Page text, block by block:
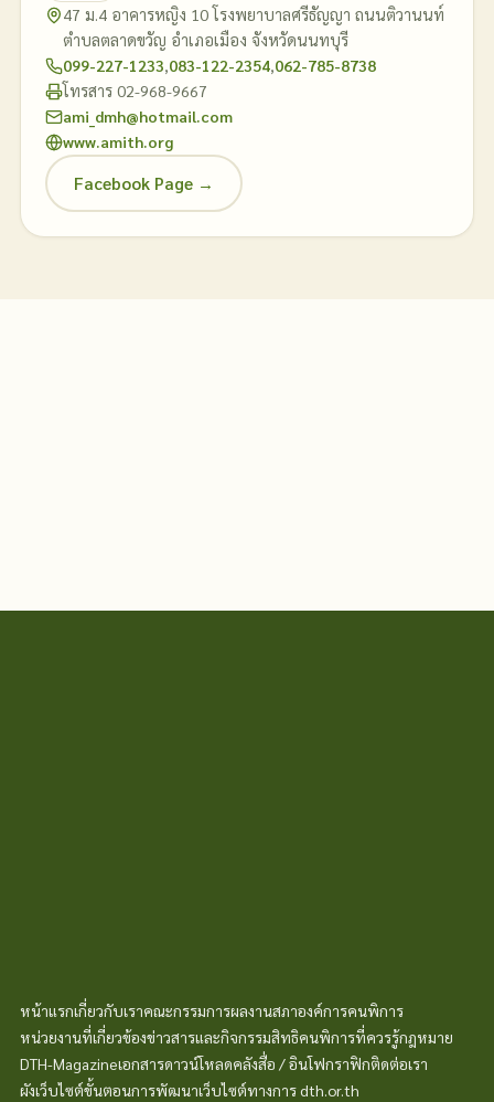
47 ม.4 อาคารหญิง 10 โรงพยาบาลศรีธัญญา ถนนติวานนท์
ตำบลตลาดขวัญ อำเภอเมือง จังหวัดนนทบุรี
099-227-1233,083-122-2354,062-785-8738
โทรสาร 02-968-9667
ami_dmh@hotmail.com
www.amith.org
Facebook Page →
หน้าแรกเกี่ยวกับเราคณะกรรมการผลงานสภาองค์การคนพิการ
หน่วยงานที่เกี่ยวข้องข่าวสารและกิจกรรมสิทธิคนพิการที่ควรรู้กฎหมาย
DTH-Magazineเอกสารดาวน์โหลดคลังสื่อ / อินโฟกราฟิกติดต่อเรา
ผังเว็บไซต์ขั้นตอนการพัฒนาเว็บไซต์ทางการ dth.or.th